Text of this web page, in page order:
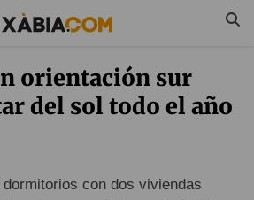
orientación sur
del sol todo el año
con dos viviendas